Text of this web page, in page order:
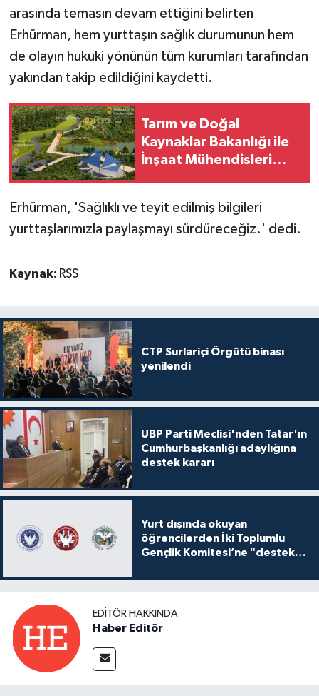
arasında temasın devam ettiğini belirten
Erhürman, hem yurttaşın sağlık durumunun hem
de olayın hukuki yönünün tüm kurumları tarafından
yakından takip edildiğini kaydetti.
Tarım ve Doğal
Kaynaklar Bakanlığı ile
İnşaat Mühendisleri
Erhürman, 'Sağlıklı ve teyit edilmiş bilgileri
yurttaşlarımızla paylaşmayı sürdüreceğiz.' dedi.
Kaynak: RSS
CTP Surlariçi Örgütü binası
yenilendi
UBP Parti Meclisi'nden Tatar'ın
Cumhurbaşkanlığı adaylığına
destek kararı
Yurt dışında okuyan
öğrencilerden İki Toplumlu
Gençlik Komitesi’ne "destek
EDITÖR HAKKINDA
Haber Editör